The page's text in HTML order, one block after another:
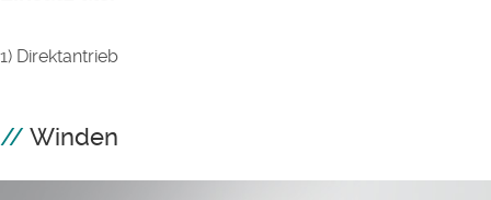
1) Direktantrieb
Winden